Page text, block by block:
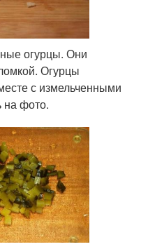
огурцы. Они
Огурцы
с измельченными
на фото.